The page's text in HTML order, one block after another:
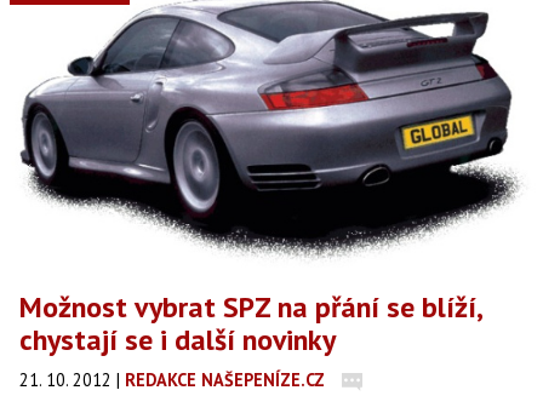
Možnost vybrat SPZ na přání se blíží,
chystají se i další novinky
21. 10. 2012 | REDAKCE NAŠEPENÍZE.CZ